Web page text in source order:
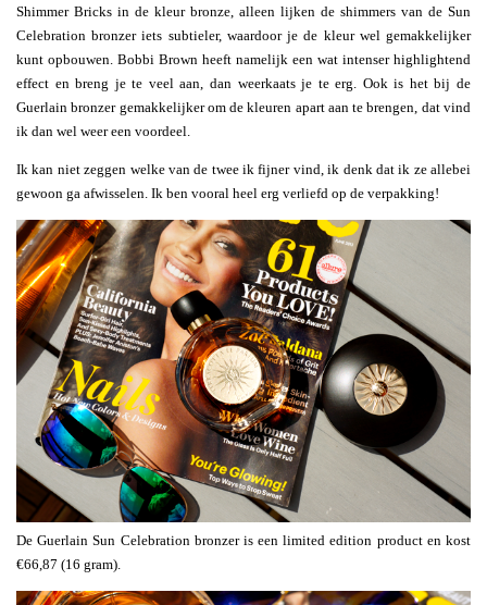
Shimmer Bricks in de kleur bronze, alleen lijken de shimmers van de Sun
Celebration bronzer iets subtieler, waardoor je de kleur wel gemakkelijker
kunt opbouwen. Bobbi Brown heeft namelijk een wat intenser highlightend
effect en breng je te veel aan, dan weerkaats je te erg. Ook is het bij de
Guerlain bronzer gemakkelijker om de kleuren apart aan te brengen, dat vind
ik dan wel weer een voordeel.
Ik kan niet zeggen welke van de twee ik fijner vind, ik denk dat ik ze allebei
gewoon ga afwisselen. Ik ben vooral heel erg verliefd op de verpakking!
De Guerlain Sun Celebration bronzer is een limited edition product en kost
€66,87 (16 gram).